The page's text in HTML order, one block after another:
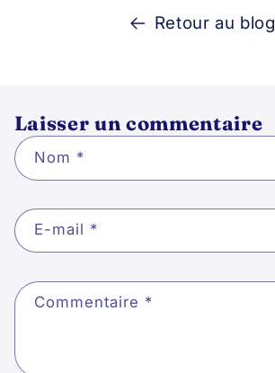
Retour au blog
Laisser un commentaire
Nom *
E-mail *
Commentaire *